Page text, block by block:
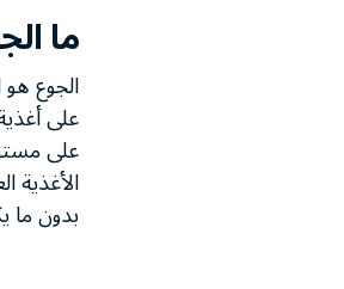
ما
الجوع
على
الأغذية
بدون ما